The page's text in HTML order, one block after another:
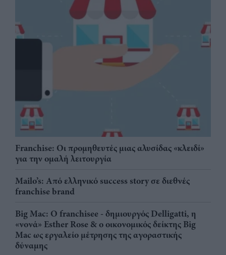
Franchise: Οι προμηθευτές μιας αλυσίδας «κλειδί»
για την ομαλή λειτουργία
Mailo’s: Από ελληνικό success story σε διεθνές
franchise brand
Big Mac: Ο franchisee - δημιουργός Delligatti, η
«νονά» Esther Rose & ο οικονομικός δείκτης Big
Mac ως εργαλείο μέτρησης της αγοραστικής
δύναμης